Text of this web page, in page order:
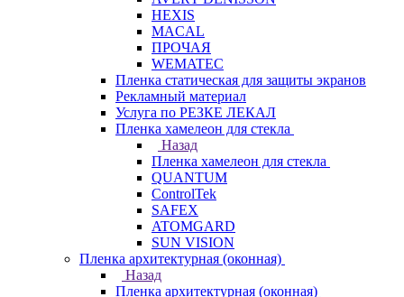
HEXIS
MACAL
ПРОЧАЯ
WEMATEC
Пленка статическая для защиты экранов
Рекламный материал
Услуга по РЕЗКЕ ЛЕКАЛ
Пленка хамелеон для стекла
Назад
Пленка хамелеон для стекла
QUANTUM
ControlTek
SAFEX
ATOMGARD
SUN VISION
Пленка архитектурная (оконная)
Назад
Пленка архитектурная (оконная)